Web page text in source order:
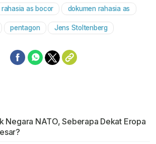
Mute
rahasia as bocor dokumen rahasia as
pentagon Jens Stoltenberg
Negara NATO, Seberapa Dekat Eropa